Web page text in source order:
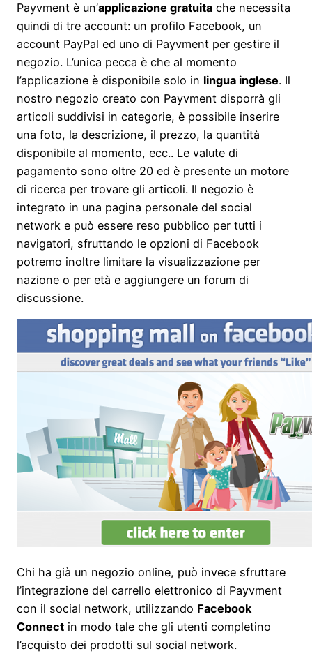
Payvment è un’applicazione gratuita che necessita
quindi di tre account: un profilo Facebook, un
account PayPal ed uno di Payvment per gestire il
negozio. L’unica pecca è che al momento
l’applicazione è disponibile solo in lingua inglese. Il
nostro negozio creato con Payvment disporrà gli
articoli suddivisi in categorie, è possibile inserire
una foto, la descrizione, il prezzo, la quantità
disponibile al momento, ecc.. Le valute di
pagamento sono oltre 20 ed è presente un motore
di ricerca per trovare gli articoli. Il negozio è
integrato in una pagina personale del social
network e può essere reso pubblico per tutti i
navigatori, sfruttando le opzioni di Facebook
potremo inoltre limitare la visualizzazione per
nazione o per età e aggiungere un forum di
discussione.
Chi ha già un negozio online, può invece sfruttare
l’integrazione del carrello elettronico di Payvment
con il social network, utilizzando Facebook
Connect in modo tale che gli utenti completino
l’acquisto dei prodotti sul social network.